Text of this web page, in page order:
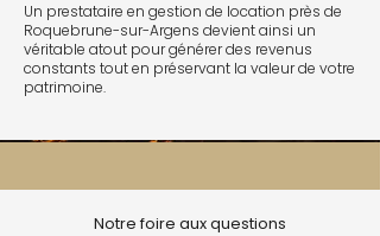
Un prestataire en gestion de location près de
Roquebrune-sur-Argens devient ainsi un
véritable atout pour générer des revenus
constants tout en préservant la valeur de votre
patrimoine.
Notre foire aux questions